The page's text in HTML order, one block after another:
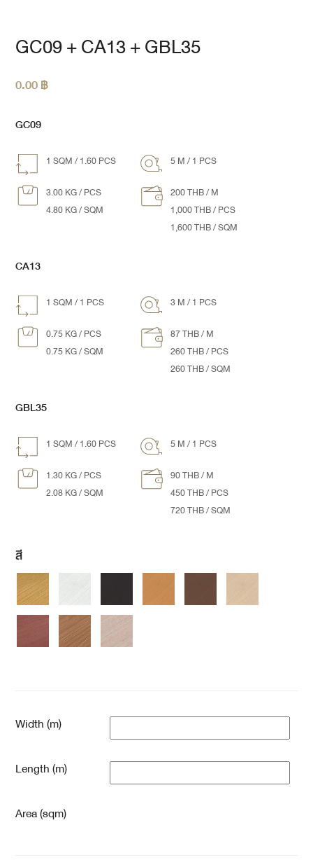
GC09 + CA13 + GBL35
0.00฿
GC09
1 SQM / 1.60 PCS 5 M / 1 PCS
3.00 KG / PCS
4.80 KG / SQM
200 THB / M
1,000 THB / PCS
1,600 THB / SQM
CA13
1 SQM / 1 PCS 3 M / 1 PCS
0.75 KG / PCS
0.75 KG / SQM
87 THB / M
260 THB / PCS
260 THB / SQM
GBL35
1 SQM /1.60PCS 5 M / 1 PCS
1.30 KG / PCS
2.08 KG / SQM
90 THB / M
450 THB / PCS
720 THB / SQM
สี
Width (m)
Length (m)
Area (sqm)